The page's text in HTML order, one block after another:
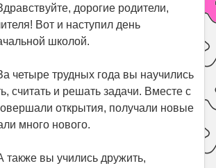
дорогие родители,
Вот и наступил день
школой.
четыре трудных года вы научились
считать и решать задачи. Вместе с
открытия, получали новые
много нового.
также вы учились дружить,